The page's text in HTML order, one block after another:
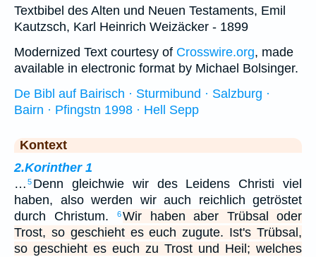
Textbibel des Alten und Neuen Testaments, Emil
Kautzsch, Karl Heinrich Weizäcker - 1899
Modernized Text courtesy of Crosswire.org, made
available in electronic format by Michael Bolsinger.
De Bibl auf Bairisch · Sturmibund · Salzburg ·
Bairn · Pfingstn 1998 · Hell Sepp
Kontext
2.Korinther 1
… 5 Denn gleichwie wir des Leidens Christi viel
haben, also werden wir auch reichlich getröstet
durch Christum.
6Wir haben aber Trübsal oder
Trost, so geschieht es euch zugute. Ist's Trübsal,
so geschieht es euch zu Trost und Heil; welches